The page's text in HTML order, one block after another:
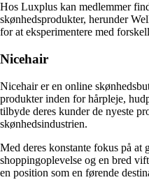
Hos Luxplus kan medlemmer
skønhedsprodukter, herunder
for at eksperimentere med
Nicehair
Nicehair er en online
produkter inden for hårpleje,
tilbyde deres kunder de nyeste
skønhedsindustrien.
Med deres konstante fokus på at
shoppingoplevelse og en bred
en position som en førende